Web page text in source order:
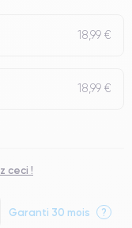
Garanti 30 mois ?
18,99 €
18,99 €
ceci !